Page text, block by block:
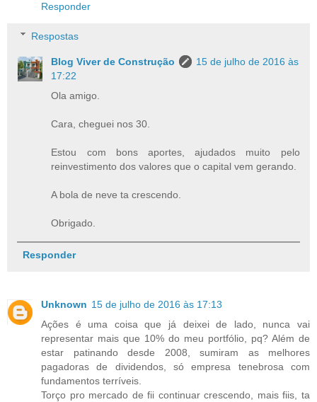
Responder
Respostas
Blog Viver de Construção
15 de julho de 2016 às
17:22
Ola amigo.
Cara, cheguei nos 30.
Estou com bons aportes, ajudados muito pelo
reinvestimento dos valores que o capital vem gerando.
A bola de neve ta crescendo.
Obrigado.
Responder
Unknown 15 de julho de 2016 às 17:13
Ações é uma coisa que já deixei de lado, nunca vai
representar mais que 10% do meu portfólio, pq? Além de
estar patinando desde 2008, sumiram as melhores
pagadoras de dividendos, só empresa tenebrosa com
fundamentos terríveis.
Torço pro mercado de fii continuar crescendo, mais fiis, ta